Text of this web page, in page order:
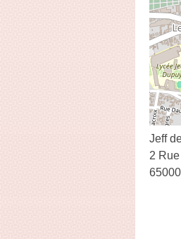
Jeff
2